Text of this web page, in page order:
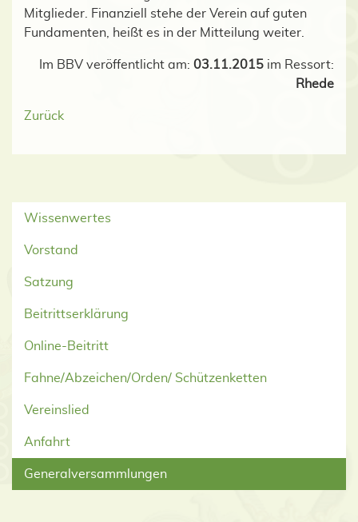
Mitglieder. Finanziell stehe der Verein auf guten
Fundamenten, heißt es in der Mitteilung weiter.
Im BBV veröffentlicht am: 03.11.2015 im Ressort:
Rhede
Zurück
Wissenwertes
Vorstand
Satzung
Beitrittserklärung
Online-Beitritt
Fahne/Abzeichen/Orden/ Schützenketten
Vereinslied
Anfahrt
Generalversammlungen